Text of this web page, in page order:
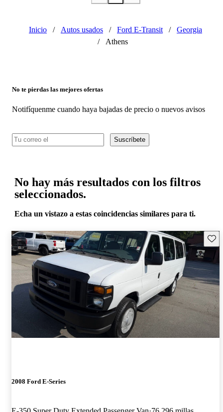
Inicio / Autos usados / Ford E-Transit /
Georgia
/
Athens
No te pierdas las mejores ofertas
Notifíquenme cuando haya bajadas de precio o nuevos avisos
Suscríbete
No hay más resultados con los filtros
seleccionados.
Echa un vistazo a estas coincidencias similares para ti.
2008 Ford E-Series